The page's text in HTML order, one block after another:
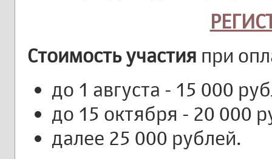
Стоимость участия при
до 1 августа - 15 000
до 15 октября - 20 000
далее 25 000 рублей.